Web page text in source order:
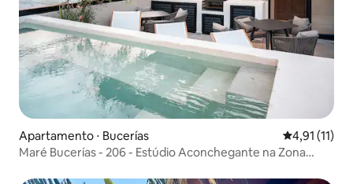
Apartamento ⋅ Bucerías 4,91 de uma
4,91 (11)
Maré Bucerías - 206 - Estúdio Aconchegante na Zona